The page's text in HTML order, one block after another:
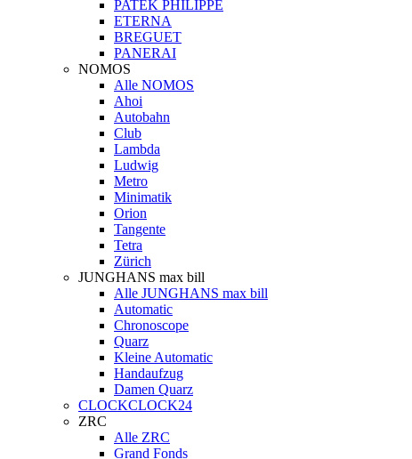
PATEK PHILIPPE
ETERNA
BREGUET
PANERAI
NOMOS
Alle NOMOS
Ahoi
Autobahn
Club
Lambda
Ludwig
Metro
Minimatik
Orion
Tangente
Tetra
Zürich
JUNGHANS max bill
Alle JUNGHANS max bill
Automatic
Chronoscope
Quarz
Kleine Automatic
Handaufzug
Damen Quarz
CLOCKCLOCK24
ZRC
Alle ZRC
Grand Fonds